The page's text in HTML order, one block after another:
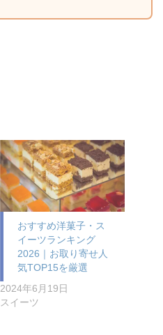
おすすめ洋菓子・ス
イーツランキング
2026｜お取り寄せ人
気TOP15を厳選
2024年6月19日
スイーツ